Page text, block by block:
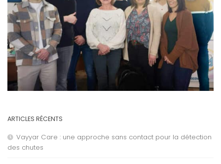
ARTICLES RÉCENTS
Vayyar Care : une approche sans contact pour la détection
des chutes